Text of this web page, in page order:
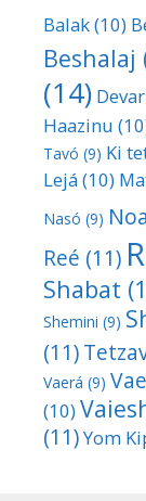
Balak(10)
Beshalaj
(14)
Haazinu
Tavó (9) Ki
Lejá(10)
Nasó (9)
Reé (11)
Shabat
Shemini (9)
(11)
Vaerá (9)
(10)
(11)Yom